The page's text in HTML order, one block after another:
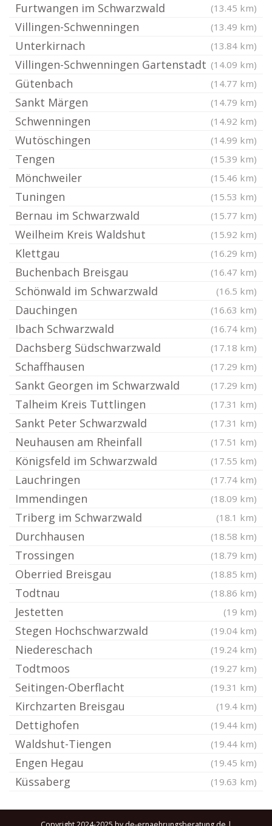
Furtwangen im Schwarzwald (13.45 km)
Villingen-Schwenningen (13.49 km)
Unterkirnach (13.84 km)
Villingen-Schwenningen Gartenstadt (14.09 km)
Gütenbach (14.77 km)
Sankt Märgen (14.79 km)
Schwenningen (14.92 km)
Wutöschingen (14.99 km)
Tengen (15.39 km)
Mönchweiler (15.46 km)
Tuningen (15.53 km)
Bernau im Schwarzwald (15.77 km)
Weilheim Kreis Waldshut (15.92 km)
Klettgau (16.29 km)
Buchenbach Breisgau (16.47 km)
Schönwald im Schwarzwald (16.5 km)
Dauchingen (16.63 km)
Ibach Schwarzwald (16.74 km)
Dachsberg Südschwarzwald (17.18 km)
Schaffhausen (17.29 km)
Sankt Georgen im Schwarzwald (17.29 km)
Talheim Kreis Tuttlingen (17.31 km)
Sankt Peter Schwarzwald (17.31 km)
Neuhausen am Rheinfall (17.51 km)
Königsfeld im Schwarzwald (17.55 km)
Lauchringen (17.74 km)
Immendingen (18.09 km)
Triberg im Schwarzwald (18.1 km)
Durchhausen (18.58 km)
Trossingen (18.79 km)
Oberried Breisgau (18.85 km)
Todtnau (18.86 km)
Jestetten (19 km)
Stegen Hochschwarzwald (19.04 km)
Niedereschach (19.24 km)
Todtmoos (19.27 km)
Seitingen-Oberflacht (19.31 km)
Kirchzarten Breisgau (19.4 km)
Dettighofen (19.44 km)
Waldshut-Tiengen (19.44 km)
Engen Hegau (19.45 km)
Küssaberg (19.63 km)